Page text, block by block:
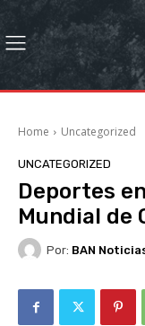
Home Uncategorized
UNCATEGORIZED
Deportes
Mundial de
Por: BAN